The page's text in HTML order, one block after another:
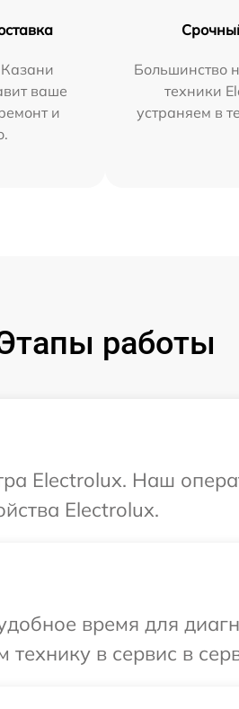
ваше
и
Большинство
техники
устраняем в
работы
Electrolux. Наш
Electrolux.
время для
в сервис в